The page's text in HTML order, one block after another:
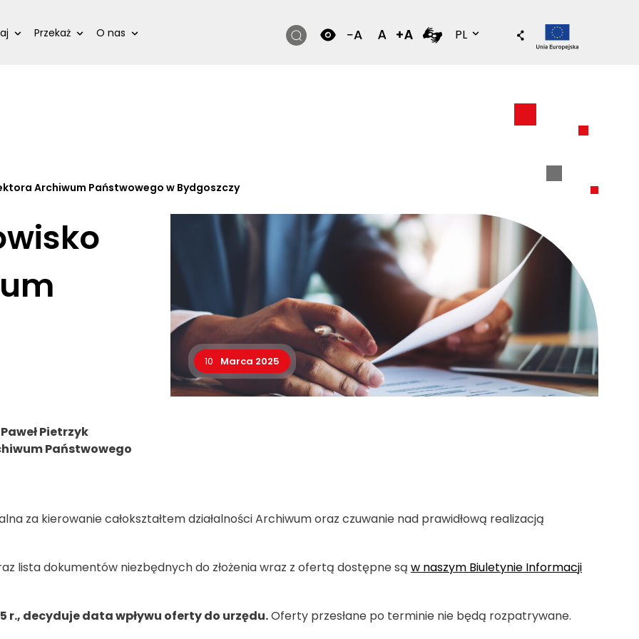
Przekaż O nas Szukaj PLWersja polska
Archiwum Państwowego w Bydgoszczy
Pietrzyk
Państwowego
10 Marca 2025
za kierowanie całokształtem działalności Archiwum oraz czuwanie nad prawidłową realizacją
lista dokumentów niezbędnych do złożenia wraz z ofertą dostępne są w naszym Biuletynie Informacji
r., decyduje data wpływu oferty do urzędu.Oferty przesłane po terminie nie będą rozpatrywane.